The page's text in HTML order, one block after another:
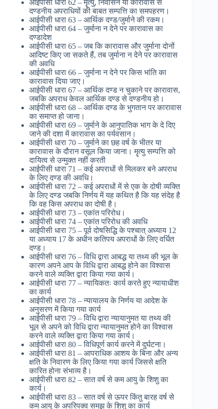
आईपीसी धारा 62 – मॄत्यु, निर्वासन या कारावास से
दण्डनीय अपराधियों की बाबत सम्पत्ति का समपहरण।
आईपीसी धारा 63 – आर्थिक दण्ड/जुर्माने की रकम।
आईपीसी धारा 64 – जुर्माना न देने पर कारावास का
दण्डादेश
आईपीसी धारा 65 – जब कि कारावास और जुर्माना दोनों
आदिष्ट किए जा सकते हैं, तब जुर्माना न देने पर कारावास
की अवधि
आईपीसी धारा 66 – जुर्माना न देने पर किस भांति का
कारावास दिया जाए।
आईपीसी धारा 67 – आर्थिक दण्ड न चुकाने पर कारावास,
जबकि अपराध केवल आर्थिक दण्ड से दण्डनीय हो।
आईपीसी धारा 68 – आर्थिक दण्ड के भुगतान पर कारावास
का समाप्त हो जाना।
आईपीसी धारा 69 – जुर्माने के आनुपातिक भाग के दे दिए
जाने की दशा में कारावास का पर्यवसान।
आईपीसी धारा 70 – जुर्माने का छह वर्ष के भीतर या
कारावास के दौरान वसूल किया जाना। मॄत्यु सम्पत्ति को
दायित्व से उन्मुक्त नहीं करती
आईपीसी धारा 71 – कई अपराधों से मिलकर बने अपराध
के लिए दण्ड की अवधि।
आईपीसी धारा 72 – कई अपराधों में से एक के दोषी व्यक्ति
के लिए दण्ड जबकि निर्णय में यह कथित है कि यह संदेह है
कि वह किस अपराध का दोषी है।
आईपीसी धारा 73 – एकांत परिरोध।
आईपीसी धारा 74 – एकांत परिरोध की अवधि
आईपीसी धारा 75 – पूर्व दोषसिद्धि के पश्चात् अध्याय 12
या अध्याय 17 के अधीन कतिपय अपराधों के लिए वर्धित
दण्ड।
आईपीसी धारा 76 – विधि द्वारा आबद्ध या तथ्य की भूल के
कारण अपने आप के विधि द्वारा आबद्ध होने का विश्वास
करने वाले व्यक्ति द्वारा किया गया कार्य।
आईपीसी धारा 77 – न्यायिकतः कार्य करते हुए न्यायाधीश
का कार्य
आईपीसी धारा 78 – न्यायालय के निर्णय या आदेश के
अनुसरण में किया गया कार्य
आईपीसी धारा 79 – विधि द्वारा न्यायानुमत या तथ्य की
भूल से अपने को विधि द्वारा न्यायानुमत होने का विश्वास
करने वाले व्यक्ति द्वारा किया गया कार्य।
आईपीसी धारा 80 – विधिपूर्ण कार्य करने में दुर्घटना।
आईपीसी धारा 81 – आपराधिक आशय के बिना और अन्य
क्षति के निवारण के लिए किया गया कार्य जिससे क्षति
कारित होना संभाव्य है।
आईपीसी धारा 82 – सात वर्ष से कम आयु के शिशु का
कार्य।
आईपीसी धारा 83 – सात वर्ष से ऊपर किंतु बारह वर्ष से
कम आयु के अपरिपक्व समझ के शिशु का कार्य